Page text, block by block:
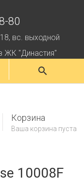
80
вс. выходной
ЖК "Династия"
Корзина
Ваша корзина пуста
10008F